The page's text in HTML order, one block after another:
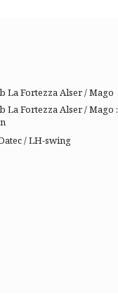
La Fortezza Alser / Mago
La Fortezza Alser / Mago :
/ LH-swing